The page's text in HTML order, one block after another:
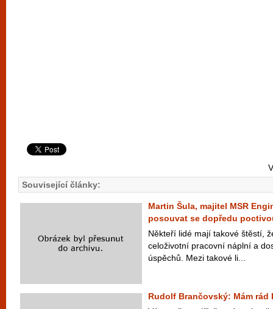
Související články:
Martin Šula, majitel MSR
posouvat se dopředu
Někteří lidé mají takové štěstí,
celoživotní pracovní náplní a
úspěchů. Mezi takové li...
Rudolf Brančovský: Mám rád